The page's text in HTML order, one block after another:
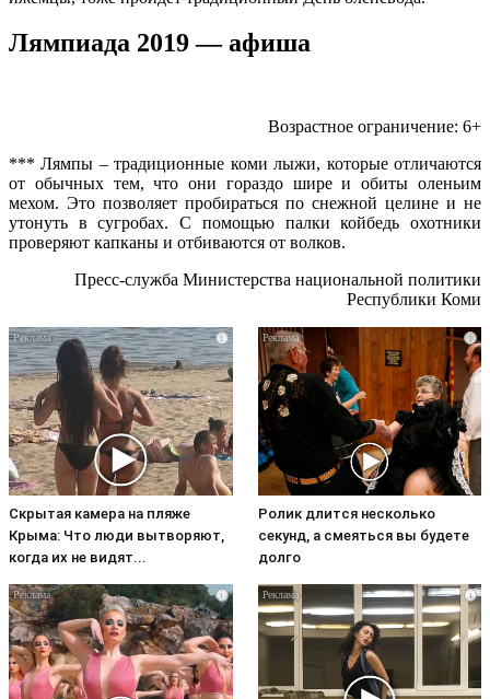
Лямпиада 2019 — афиша
Возрастное ограничение: 6+
*** Лямпы – традиционные коми лыжи, которые отличаются
от обычных тем, что они гораздо шире и обиты оленьим
мехом. Это позволяет пробираться по снежной целине и не
утонуть в сугробах. С помощью палки койбедь охотники
проверяют капканы и отбиваются от волков.
Пресс-служба Министерства национальной политики
Республики Коми
i
Скрытая камера на пляже
Крыма: Что люди вытворяют,
когда их не видят...
i
Ролик длится несколько
секунд, а смеяться вы будете
долго
i i